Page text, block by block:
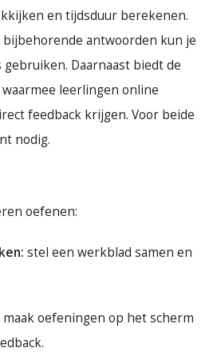
en tijdsduur berekenen.
antwoorden kun je
Daarnaast biedt de
leerlingen online
feedback krijgen. Voor beide
nodig.
oefenen:
stel een werkblad samen en
maak oefeningen op het scherm